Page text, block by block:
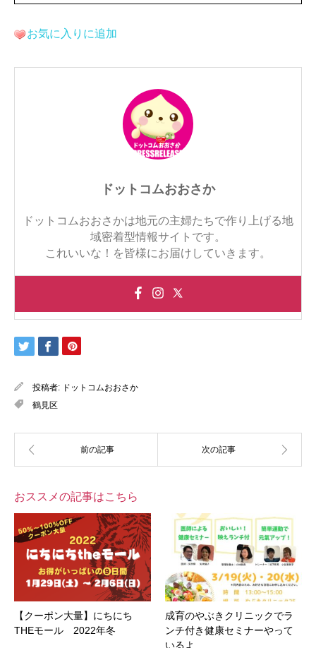
お気に入りに追加
ドットコムおおさか
ドットコムおおさかは地元の主婦たちで作り上げる地
域密着型情報サイトです。
これいいな！を皆様にお届けしていきます。
投稿者: ドットコムおおさか
鶴見区
おススメの記事はこちら
【クーポン大量】にちにち
THEモール 2022年冬
成育のやぶきクリニックでラ
ンチ付き健康セミナーやって
いるよ